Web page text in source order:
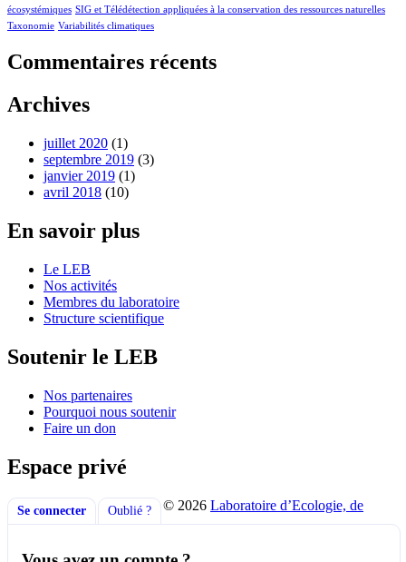
écosystémiques SIG et Télédétection appliquées à la conservation des ressources naturelles
Taxonomie Variabilités climatiques
Commentaires récents
Archives
juillet 2020 (1)
septembre 2019 (3)
janvier 2019 (1)
avril 2018 (10)
En savoir plus
Le LEB
Nos activités
Membres du laboratoire
Structure scientifique
Soutenir le LEB
Nos partenaires
Pourquoi nous soutenir
Faire un don
Espace privé
Se connecter Oublié ? © 2026 Laboratoire d’Ecologie, de